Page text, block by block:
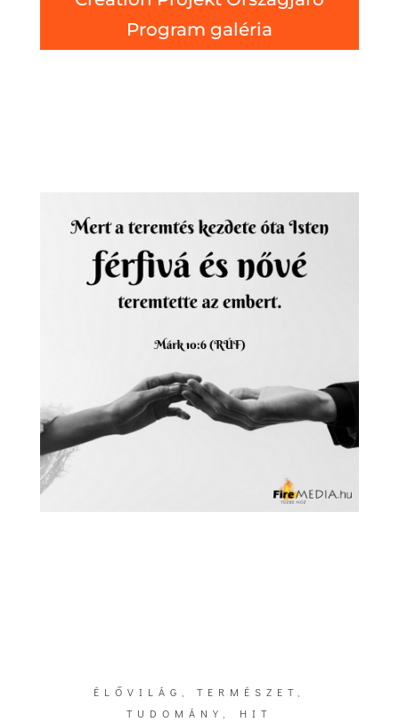
Program galéria
ÉLŐVILÁG, TERMÉSZET,
TUDOMÁNY, HIT